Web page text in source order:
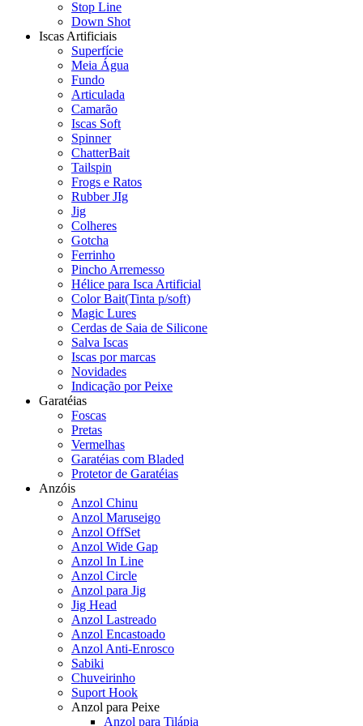
Stop Line
Down Shot
Iscas Artificiais
Superfície
Meia Água
Fundo
Articulada
Camarão
Iscas Soft
Spinner
ChatterBait
Tailspin
Frogs e Ratos
Rubber JIg
Jig
Colheres
Gotcha
Ferrinho
Pincho Arremesso
Hélice para Isca Artificial
Color Bait(Tinta p/soft)
Magic Lures
Cerdas de Saia de Silicone
Salva Iscas
Iscas por marcas
Novidades
Indicação por Peixe
Garatéias
Foscas
Pretas
Vermelhas
Garatéias com Bladed
Protetor de Garatéias
Anzóis
Anzol Chinu
Anzol Maruseigo
Anzol OffSet
Anzol Wide Gap
Anzol In Line
Anzol Circle
Anzol para Jig
Jig Head
Anzol Lastreado
Anzol Encastoado
Anzol Anti-Enrosco
Sabiki
Chuveirinho
Suport Hook
Anzol para Peixe
Anzol para Tilápia